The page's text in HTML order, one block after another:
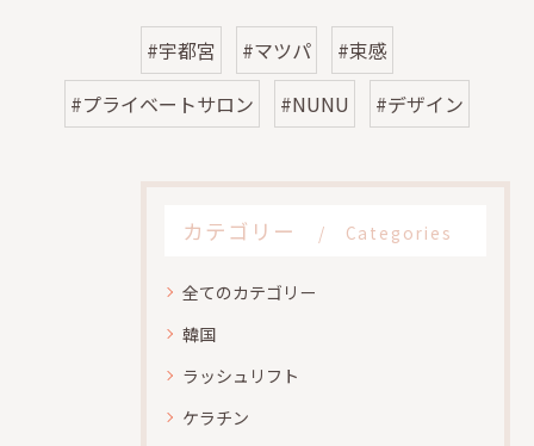
#宇都宮 #マツパ
#束感
#プライベートサロン
#NUNU #デザイン
カテゴリー Categories
全てのカテゴリー
韓国
ラッシュリフト
ケラチン